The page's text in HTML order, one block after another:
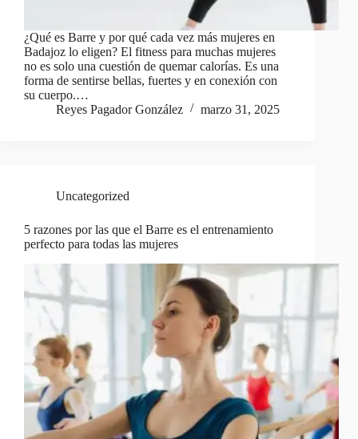
¿Qué es Barre y por qué cada vez más mujeres en
Badajoz lo eligen? El fitness para muchas mujeres
no es solo una cuestión de quemar calorías. Es una
forma de sentirse bellas, fuertes y en conexión con
su cuerpo.…
Reyes Pagador González
marzo 31, 2025
Uncategorized
5 razones por las que el Barre es el entrenamiento
perfecto para todas las mujeres